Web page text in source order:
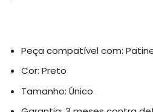
Peça compatível com:
Cor: Preto
Tamanho: Único